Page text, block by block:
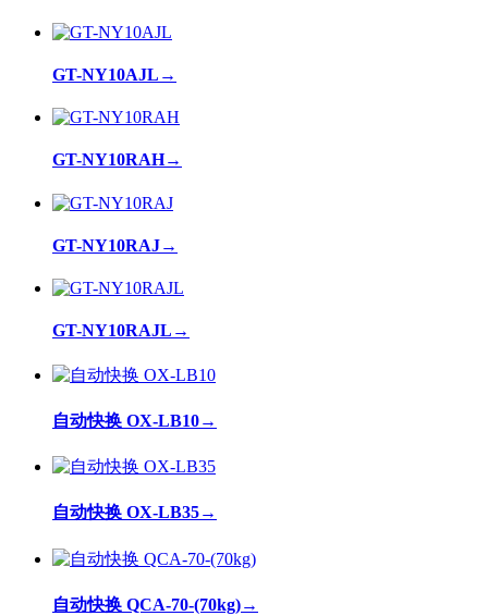
GT-NY10AJL →
GT-NY10RAH→
GT-NY10RAJ→
GT-NY10RAJL →
自动快换 OX-LB10→
自动快换 OX-LB35→
自动快换 QCA-70-(70kg)→